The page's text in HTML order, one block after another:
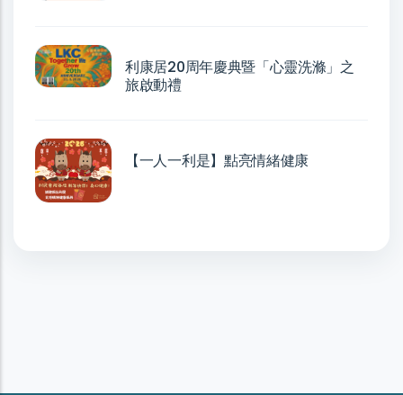
利康居20周年慶典暨「心靈洗滌」之
旅啟動禮
【一人一利是】點亮情緒健康